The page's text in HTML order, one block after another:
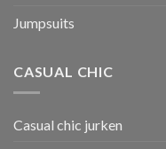
Jumpsuits
CASUAL CHIC
Casual chic jurken